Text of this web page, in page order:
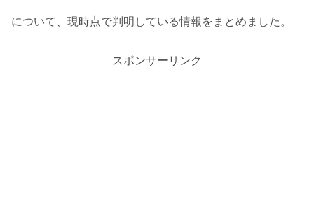
について、現時点で判明している情報をまとめました。
スポンサーリンク